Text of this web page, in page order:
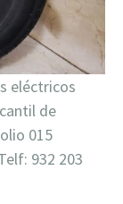
eléctricos
de
015
932 203